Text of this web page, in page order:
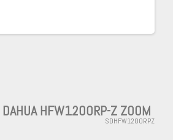
DAHUA HFW1200RP-Z ZOOM
SDHFW1200RPZ